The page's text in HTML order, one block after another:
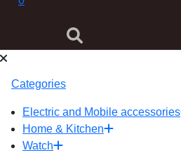
Categories
Electric and Mobile accessories
Home & Kitchen
Watch